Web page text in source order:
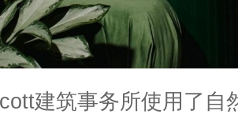
建筑事务所使用了自